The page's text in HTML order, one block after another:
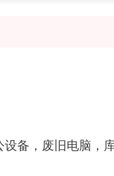
备，废旧电脑，